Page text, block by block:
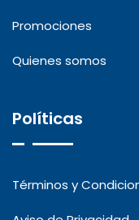
Promociones
Quienes somos
Políticas
Términos y